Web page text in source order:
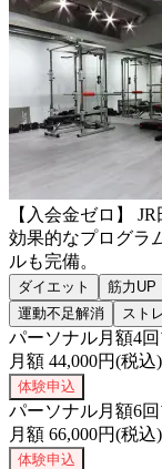
【入会金ゼロ】
効果的なプログラ
ルも完備。
ダイエット 筋力UP
運動不足解消
スト
パーソナル月額4
月額 44,000円(税込)
体験申込
パーソナル月額6
月額 66,000円(税込)
体験申込